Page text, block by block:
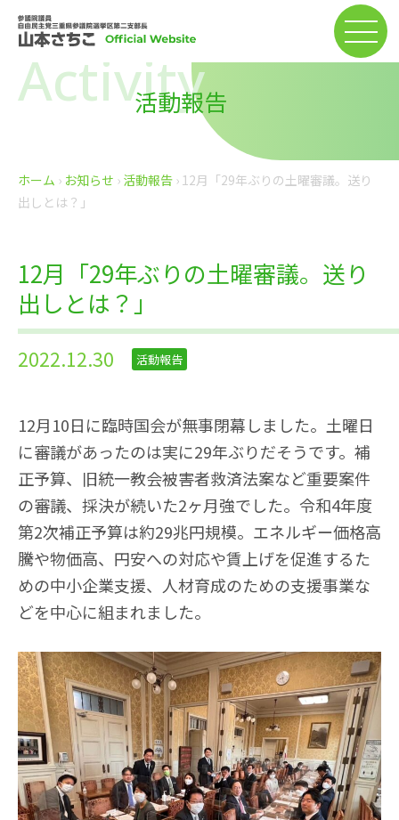
Activity
活動報告
ホーム › お知らせ › 活動報告 › 12月「29年ぶりの土曜審議。送り
出しとは？」
12月「29年ぶりの土曜審議。送り
出しとは？」
2022.12.30 活動報告
12月10日に臨時国会が無事閉幕しました。土曜日
に審議があったのは実に29年ぶりだそうです。補
正予算、旧統一教会被害者救済法案など重要案件
の審議、採決が続いた2ヶ月強でした。令和4年度
第2次補正予算は約29兆円規模。エネルギー価格高
騰や物価高、円安への対応や賃上げを促進するた
めの中小企業支援、人材育成のための支援事業な
どを中心に組まれました。